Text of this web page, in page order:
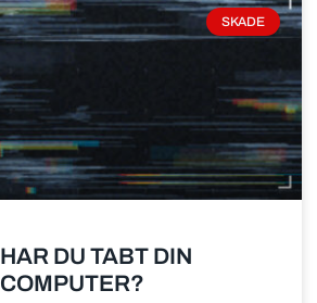
SKADE
HAR DU TABT DIN
COMPUTER?